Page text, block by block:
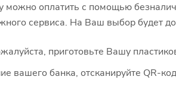
можно оплатить с помощью
сервиса. На Ваш выбор будет
приготовьте Вашу
вашего банка, отсканируйте QR-